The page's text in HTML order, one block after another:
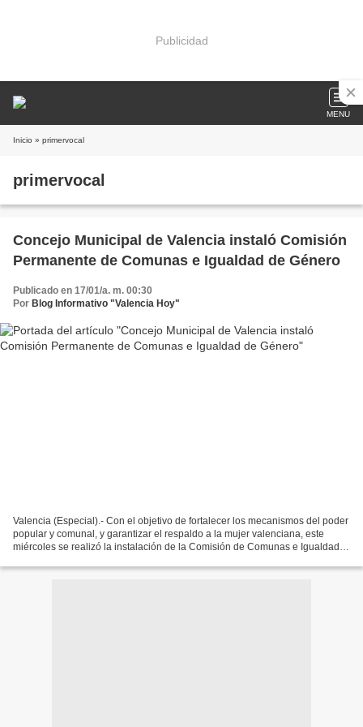
Publicidad
MENU
Inicio » primervocal
primervocal
Concejo Municipal de Valencia instaló Comisión
Permanente de Comunas e Igualdad de Género
Publicado en 17/01/a. m. 00:30
Por Blog Informativo "Valencia Hoy"
Valencia (Especial).- Con el objetivo de fortalecer los mecanismos del poder
popular y comunal, y garantizar el respaldo a la mujer valenciana, este
miércoles se realizó la instalación de la Comisión de Comunas e Igualdad